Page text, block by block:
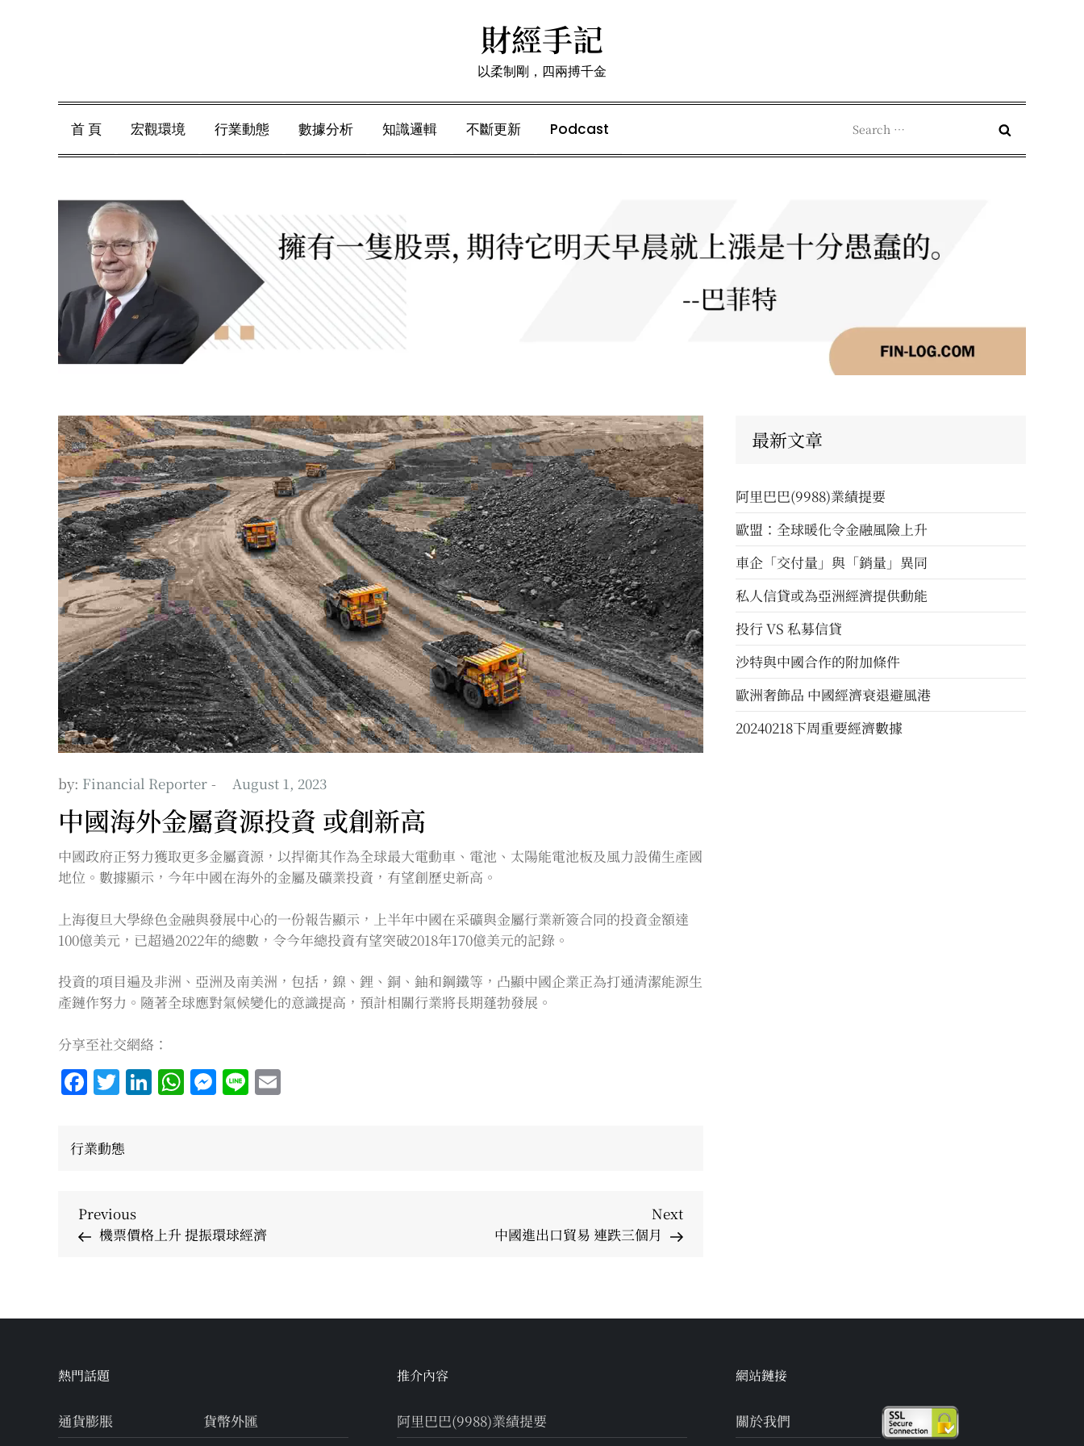
財經手記
以柔制剛，四兩搏千金
首 頁 宏觀環境 行業動態 數據分析 知識邏輯 不斷更新 Podcast
for:
by: Financial Reporter
中國海外金屬資源投資 或創新高
中國政府正努力獲取更多金屬資源，以捍衛其作為全球最大電動車、電池、太陽能電池板及風力設備生產國
地位。數據顯示，今年中國在海外的金屬及礦業投資，有望創歷史新高。
上海復旦大學綠色金融與發展中心的一份報告顯示，上半年中國在采礦與金屬行業新簽合同的投資金額達
100億美元，已超過2022年的總數，令今年總投資有望突破2018年170億美元的記錄。
投資的項目遍及非洲、亞洲及南美洲，包括，鎳、鋰、銅、鈾和鋼鐵等，凸顯中國企業正為打通清潔能源生
產鏈作努力。隨著全球應對氣候變化的意識提高，預計相關行業將長期蓬勃發展。
分享至社交網絡：
Facebook
Twitter
LinkedIn
WhatsApp
Messenger
Line
行業動態
Post
Previous
Post
Previous
機票價格上升 提振環球經濟
Next
Post
Next
中國進出口貿易 連跌三個月
最新文章
阿里巴巴(9988)業績提要
歐盟：全球暖化令金融風險上升
車企「交付量」與「銷量」異同
私人信貸或為亞洲經濟提供動能
投行 VS 私募信貸
沙特與中國合作的附加條件
歐洲奢飾品 中國經濟衰退避風港
20240218下周重要經濟數據
熱門話題
通貨膨脹
貨幣外匯
推介內容
阿里巴巴(9988)業績提要
網站鏈接
關於我們